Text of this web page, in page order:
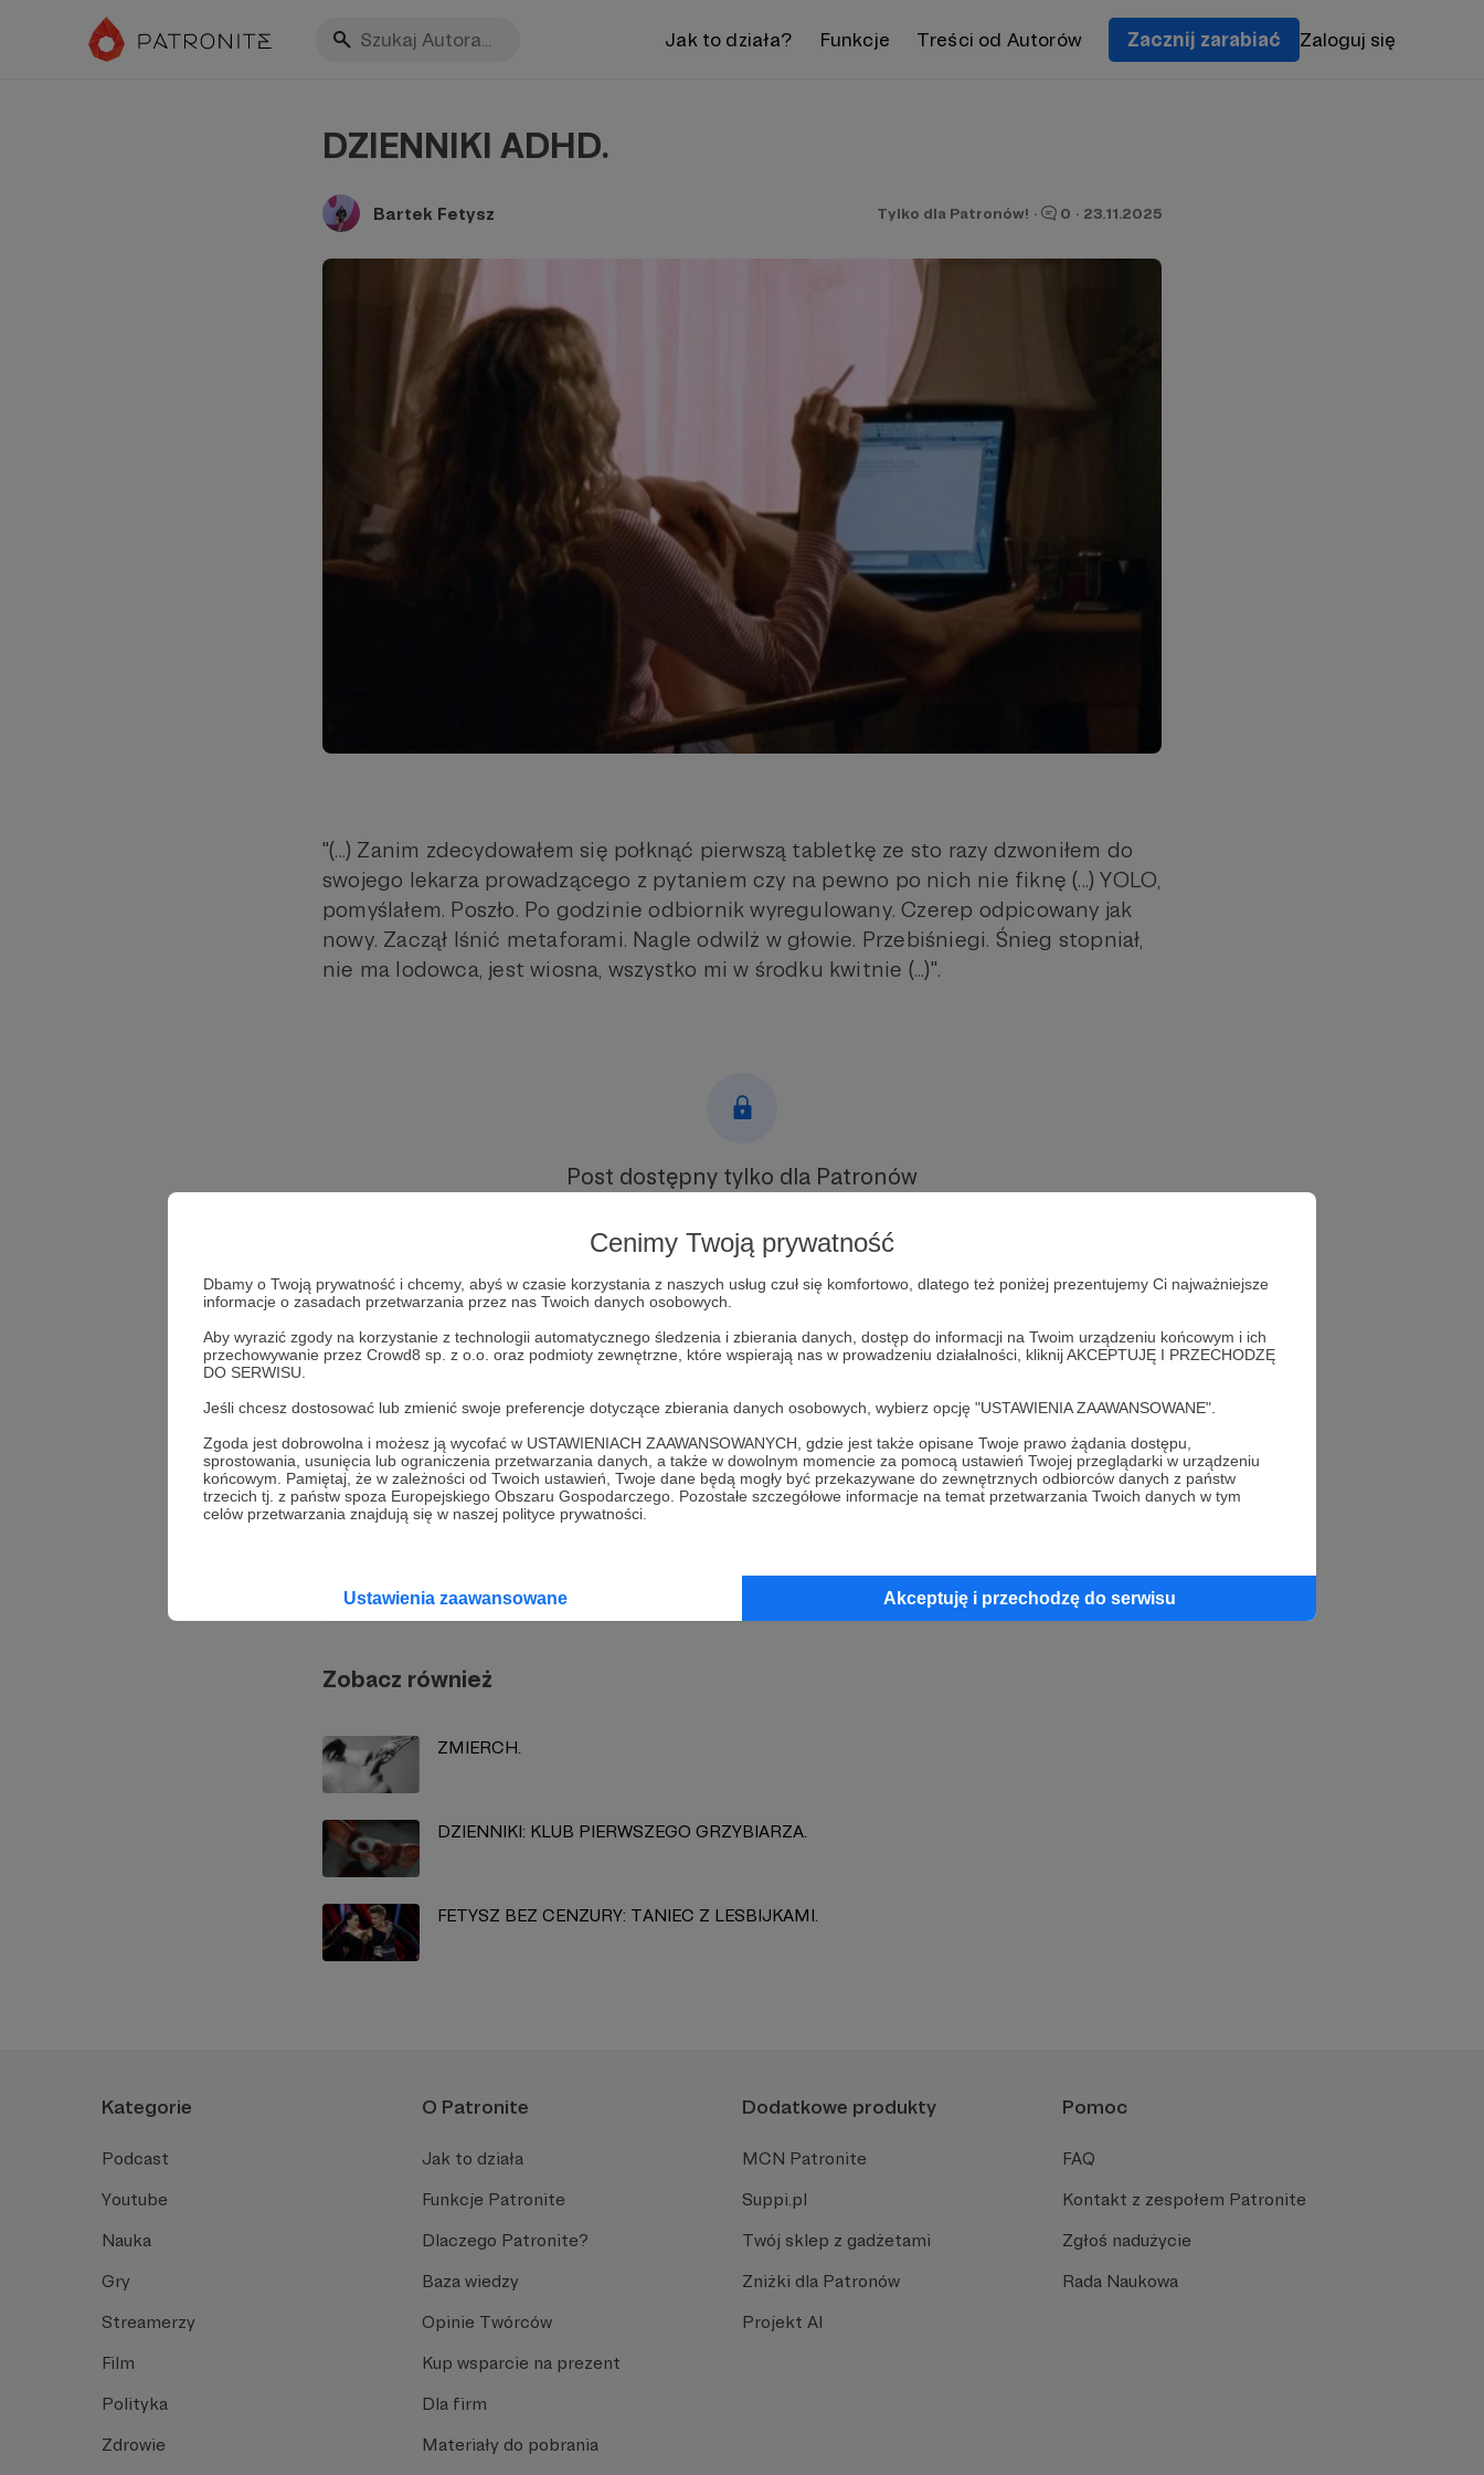
Cenimy Twoją prywatność
Dbamy o Twoją prywatność i chcemy, abyś w czasie korzystania z naszych usług czuł się komfortowo, dlatego też poniżej prezentujemy Ci najważniejsze
informacje o zasadach przetwarzania przez nas Twoich danych osobowych.
Aby wyrazić zgody na korzystanie z technologii automatycznego śledzenia i zbierania danych, dostęp do informacji na Twoim urządzeniu końcowym i ich
przechowywanie przez Crowd8 sp. z o.o. oraz podmioty zewnętrzne, które wspierają nas w prowadzeniu działalności, kliknij AKCEPTUJĘ I PRZECHODZĘ
DO SERWISU.
Jeśli chcesz dostosować lub zmienić swoje preferencje dotyczące zbierania danych osobowych, wybierz opcję "USTAWIENIA ZAAWANSOWANE".
Zgoda jest dobrowolna i możesz ją wycofać w USTAWIENIACH ZAAWANSOWANYCH, gdzie jest także opisane Twoje prawo żądania dostępu,
sprostowania, usunięcia lub ograniczenia przetwarzania danych, a także w dowolnym momencie za pomocą ustawień Twojej przeglądarki w urządzeniu
końcowym. Pamiętaj, że w zależności od Twoich ustawień, Twoje dane będą mogły być przekazywane do zewnętrznych odbiorców danych z państw
trzecich tj. z państw spoza Europejskiego Obszaru Gospodarczego. Pozostałe szczegółowe informacje na temat przetwarzania Twoich danych w tym
celów przetwarzania znajdują się w naszej polityce prywatności.
Ustawienia zaawansowane Akceptuję i przechodzę do serwisu
Jak to działa? Funkcje Treści od Autorów Zacznij zarabiać Zaloguj się
DZIENNIKI ADHD.
Bartek Fetysz Tylko dla Patronów! · 0 · 23.11.2025
"(...) Zanim zdecydowałem się połknąć pierwszą tabletkę ze sto razy dzwoniłem do
swojego lekarza prowadzącego z pytaniem czy na pewno po nich nie fiknę (...) YOLO,
pomyślałem. Poszło. Po godzinie odbiornik wyregulowany. Czerep odpicowany jak
nowy. Zaczął lśnić metaforami. Nagle odwilż w głowie. Przebiśniegi. Śnieg stopniał,
nie ma lodowca, jest wiosna, wszystko mi w środku kwitnie (...)".
Post dostępny tylko dla Patronów
Zostań Patronem
Zaloguj się
Bartek Fetysz ADHD felieton wiosna zdrowie psychiczne
Udostępnij
Zobacz również
ZMIERCH.
DZIENNIKI: KLUB PIERWSZEGO GRZYBIARZA.
FETYSZ BEZ CENZURY: TANIEC Z LESBIJKAMI.
Kategorie
Podcast
Youtube
Nauka
Gry
Streamerzy
Film
Polityka
Zdrowie
O Patronite
Jak to działa
Funkcje Patronite
Dlaczego Patronite?
Baza wiedzy
Opinie Twórców
Kup wsparcie na prezent
Dla firm
Materiały do pobrania
Dodatkowe produkty
MCN Patronite
Suppi.pl
Twój sklep z gadżetami
Zniżki dla Patronów
Projekt AI
Pomoc
FAQ
Kontakt z zespołem Patronite
Zgłoś nadużycie
Rada Naukowa